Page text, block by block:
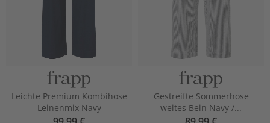
Leichte Premium Kombihose
Leinenmix Navy
Gestreifte Sommerhose
weites Bein Navy /...